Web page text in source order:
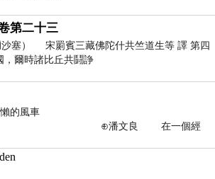
第二十三
沙塞） 宋罽賓三藏佛陀什共竺道生等 譯 第四
，爾時諸比丘共鬪諍
風車
在一個經